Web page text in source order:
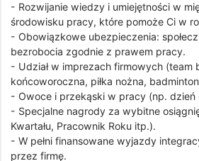
- Rozwijanie wiedzy i umiejętności w
środowisku pracy, które pomoże Ci w
- Obowiązkowe ubezpieczenia:
bezrobocia zgodnie z prawem pracy.
- Udział w imprezach firmowych (team
końcoworoczna, piłka nożna,
- Owoce i przekąski w pracy (np. dzień
- Specjalne nagrody za wybitne
Kwartału, Pracownik Roku itp.).
- W pełni finansowane wyjazdy
przez firmę.